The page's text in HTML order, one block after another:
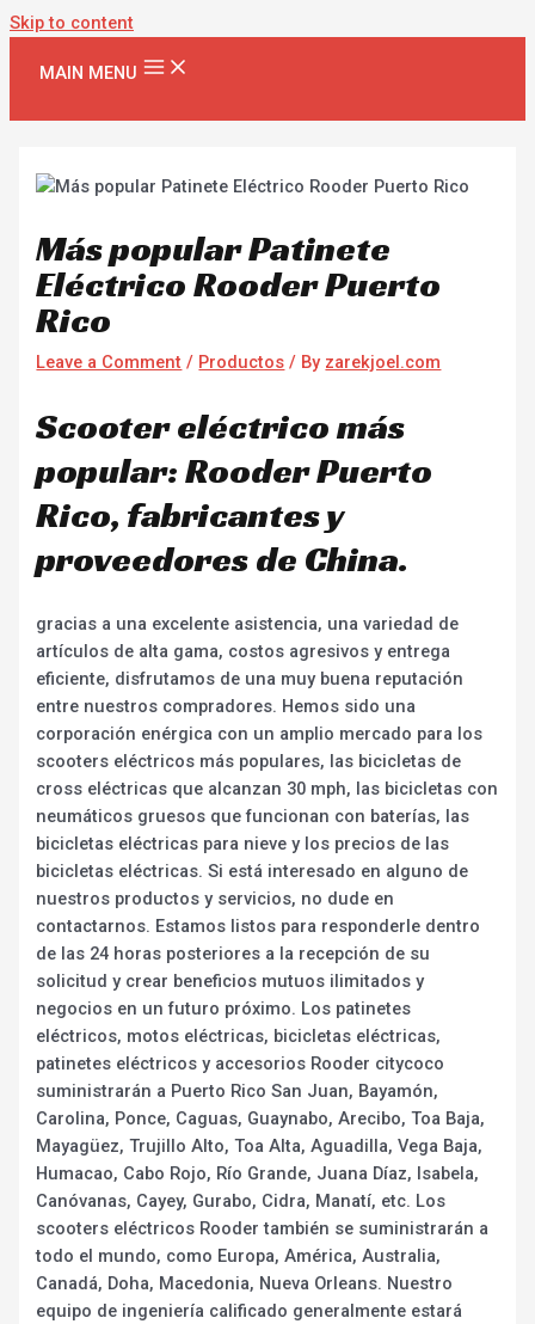
Skip to content
MAIN MENU
Más popular Patinete
Eléctrico Rooder Puerto
Rico
Leave a Comment / Productos / By zarekjoel.com
Scooter eléctrico más
popular: Rooder Puerto
Rico, fabricantes y
proveedores de China.
gracias a una excelente asistencia, una variedad de
artículos de alta gama, costos agresivos y entrega
eficiente, disfrutamos de una muy buena reputación
entre nuestros compradores. Hemos sido una
corporación enérgica con un amplio mercado para los
scooters eléctricos más populares, las bicicletas de
cross eléctricas que alcanzan 30 mph, las bicicletas con
neumáticos gruesos que funcionan con baterías, las
bicicletas eléctricas para nieve y los precios de las
bicicletas eléctricas. Si está interesado en alguno de
nuestros productos y servicios, no dude en
contactarnos. Estamos listos para responderle dentro
de las 24 horas posteriores a la recepción de su
solicitud y crear beneficios mutuos ilimitados y
negocios en un futuro próximo. Los patinetes
eléctricos, motos eléctricas, bicicletas eléctricas,
patinetes eléctricos y accesorios Rooder citycoco
suministrarán a Puerto Rico San Juan, Bayamón,
Carolina, Ponce, Caguas, Guaynabo, Arecibo, Toa Baja,
Mayagüez, Trujillo Alto, Toa Alta, Aguadilla, Vega Baja,
Humacao, Cabo Rojo, Río Grande, Juana Díaz, Isabela,
Canóvanas, Cayey, Gurabo, Cidra, Manatí, etc. Los
scooters eléctricos Rooder también se suministrarán a
todo el mundo, como Europa, América, Australia,
Canadá, Doha, Macedonia, Nueva Orleans. Nuestro
equipo de ingeniería calificado generalmente estará